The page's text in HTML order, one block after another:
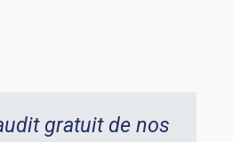
gratuit de nos